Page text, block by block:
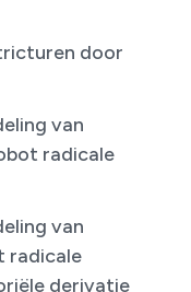
door
van
radicale
van
radicale
derivatie